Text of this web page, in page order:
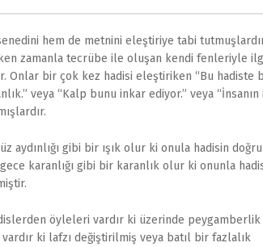
hem de metnini eleştiriye tabi
zamanla tecrübe ile oluşan kendi fenleriyle
Onlar bir çok kez hadisi eleştiriken “Bu hadiste
veya “Kalp bunu inkar ediyor.” veya “İnsanın
aydınlığı gibi bir ışık olur ki onula hadisin doğru
karanlığı gibi bir karanlık olur ki onunla
öyleleri vardır ki üzerinde peygamberlik
ki lafzı değiştirilmiş veya batıl bir fazlalık